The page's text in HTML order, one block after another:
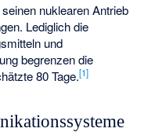
nuklearen Antrieb
Lediglich die
und
begrenzen die
80 Tage.[1]